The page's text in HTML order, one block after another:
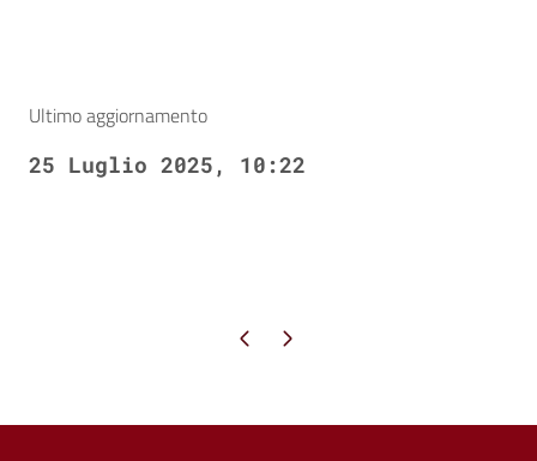
Ultimo aggiornamento
25 Luglio 2025, 10:22
Pagina precedente
Pagina successiva